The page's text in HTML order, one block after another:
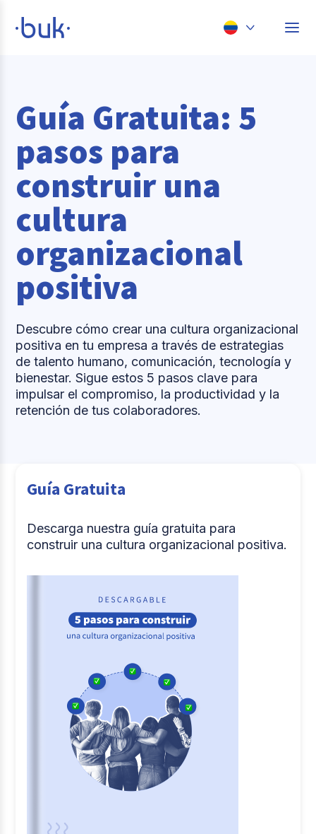
Perú
México
Brasil
Guía Gratuita: 5
pasos para
construir una
cultura
organizacional
positiva
Descubre cómo crear una cultura organizacional
positiva en tu empresa a través de estrategias
de talento humano, comunicación, tecnología y
bienestar. Sigue estos 5 pasos clave para
impulsar el compromiso, la productividad y la
retención de tus colaboradores.
Guía Gratuita
Descarga nuestra guía gratuita para
construir una cultura organizacional positiva.